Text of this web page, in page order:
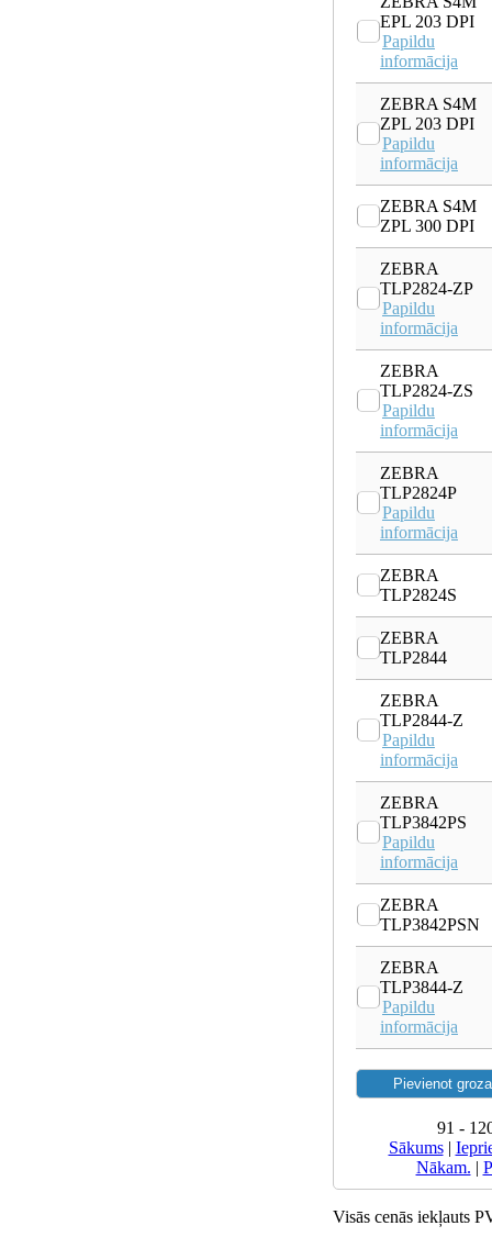
EPL 203 DPI
Papildu
informācija
ZEBRA S4M
ZPL 203 DPI
Papildu
informācija
ZEBRA S4M
ZPL 300 DPI
ZEBRA
TLP2824-ZP
Papildu
informācija
ZEBRA
TLP2824-ZS
Papildu
informācija
ZEBRA
TLP2824P
Papildu
informācija
ZEBRA
TLP2824S
ZEBRA
TLP2844
ZEBRA
TLP2844-Z
Papildu
informācija
ZEBRA
TLP3842PS
Papildu
informācija
ZEBRA
TLP3842PSN
ZEBRA
TLP3844-Z
Papildu
informācija
91 -
Sākums|
Nākam. |
Visās cenās iekļauts